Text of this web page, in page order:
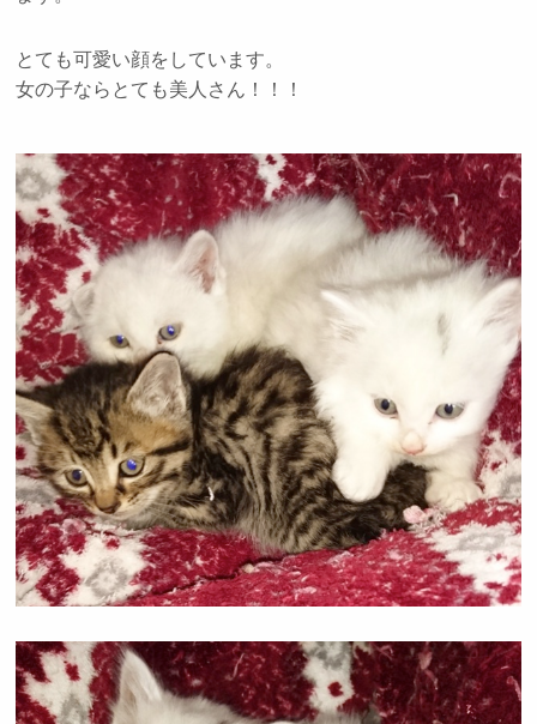
とても可愛い顔をしています。
女の子ならとても美人さん！！！